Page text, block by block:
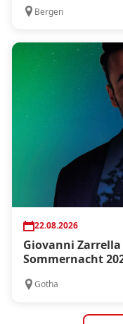
Bergen
22.08.2026
Giovanni
Sommernacht
Gotha